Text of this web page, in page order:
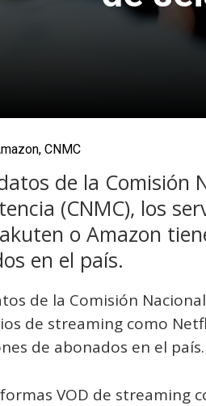
, CNMC
de la Comisión
(CNMC), los
o Amazon
en el país.
de la Comisión
de streaming como
de abonados en el país.
VOD de streaming